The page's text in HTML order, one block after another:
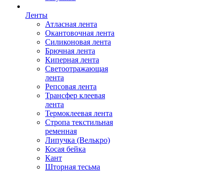
Ленты
Атласная лента
Окантовочная лента
Силиконовая лента
Брючная лента
Киперная лента
Светоотражающая
лента
Репсовая лента
Трансфер клеевая
лента
Термоклеевая лента
Стропа текстильная
ременная
Липучка (Велькро)
Косая бейка
Кант
Шторная тесьма